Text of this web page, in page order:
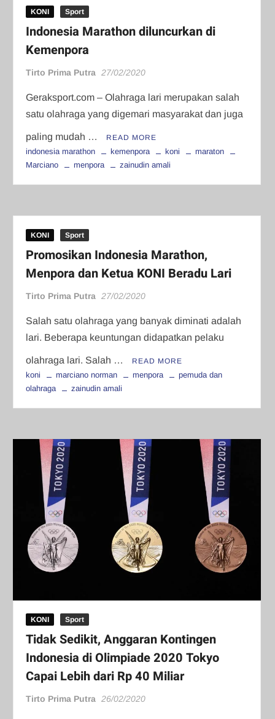
KONI Sport
Indonesia Marathon diluncurkan di
Kemenpora
Tirto Prima Putra 27/02/2020
Geraksport.com – Olahraga lari merupakan salah
satu olahraga yang digemari masyarakat dan juga
paling mudah … READ MORE
indonesia marathon kemenpora koni
maraton
Marciano
menpora zainudin amali
KONI Sport
Promosikan Indonesia Marathon,
Menpora dan Ketua KONI Beradu Lari
Tirto Prima Putra 27/02/2020
Salah satu olahraga yang banyak diminati adalah
lari. Beberapa keuntungan didapatkan pelaku
olahraga lari. Salah … READ MORE
koni marciano norman menpora
pemuda dan
olahraga
zainudin amali
KONI Sport
Tidak Sedikit, Anggaran Kontingen
Indonesia di Olimpiade 2020 Tokyo
Capai Lebih dari Rp 40 Miliar
Tirto Prima Putra 26/02/2020